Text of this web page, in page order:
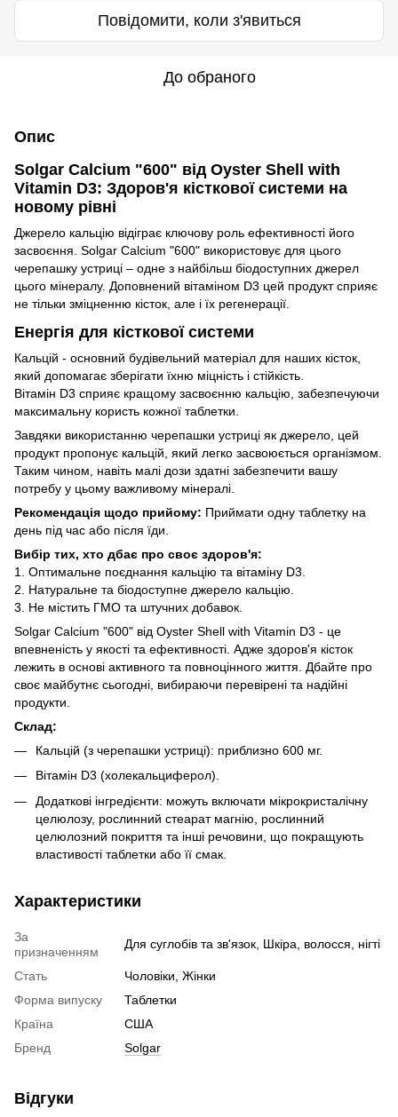
Повідомити, коли з'явиться
До обраного
Опис
Solgar Calcium "600" від Oyster Shell with
Vitamin D3: Здоров'я кісткової системи на
новому рівні
Джерело кальцію відіграє ключову роль ефективності його
засвоєння. Solgar Calcium "600" використовує для цього
черепашку устриці – одне з найбільш біодоступних джерел
цього мінералу. Доповнений вітаміном D3 цей продукт сприяє
не тільки зміцненню кісток, але і їх регенерації.
Енергія для кісткової системи
Кальцій - основний будівельний матеріал для наших кісток,
який допомагає зберігати їхню міцність і стійкість.
Вітамін D3 сприяє кращому засвоєнню кальцію, забезпечуючи
максимальну користь кожної таблетки.
Завдяки використанню черепашки устриці як джерело, цей
продукт пропонує кальцій, який легко засвоюється організмом.
Таким чином, навіть малі дози здатні забезпечити вашу
потребу у цьому важливому мінералі.
Рекомендація щодо прийому: Приймати одну таблетку на
день під час або після їди.
Вибір тих, хто дбає про своє здоров'я:
1. Оптимальне поєднання кальцію та вітаміну D3.
2. Натуральне та біодоступне джерело кальцію.
3. Не містить ГМО та штучних добавок.
Solgar Calcium "600" від Oyster Shell with Vitamin D3 - це
впевненість у якості та ефективності. Адже здоров'я кісток
лежить в основі активного та повноцінного життя. Дбайте про
своє майбутнє сьогодні, вибираючи перевірені та надійні
продукти.
Склад:
Кальцій (з черепашки устриці): приблизно 600 мг.
Вітамін D3 (холекальциферол).
Додаткові інгредієнти: можуть включати мікрокристалічну
целюлозу, рослинний стеарат магнію, рослинний
целюлозний покриття та інші речовини, що покращують
властивості таблетки або її смак.
Характеристики
За
призначенням
Для суглобів та зв'язок, Шкіра, волосся, нігті
Стать
Чоловіки, Жінки
Форма випуску
Таблетки
Країна
США
Бренд
Solgar
Відгуки